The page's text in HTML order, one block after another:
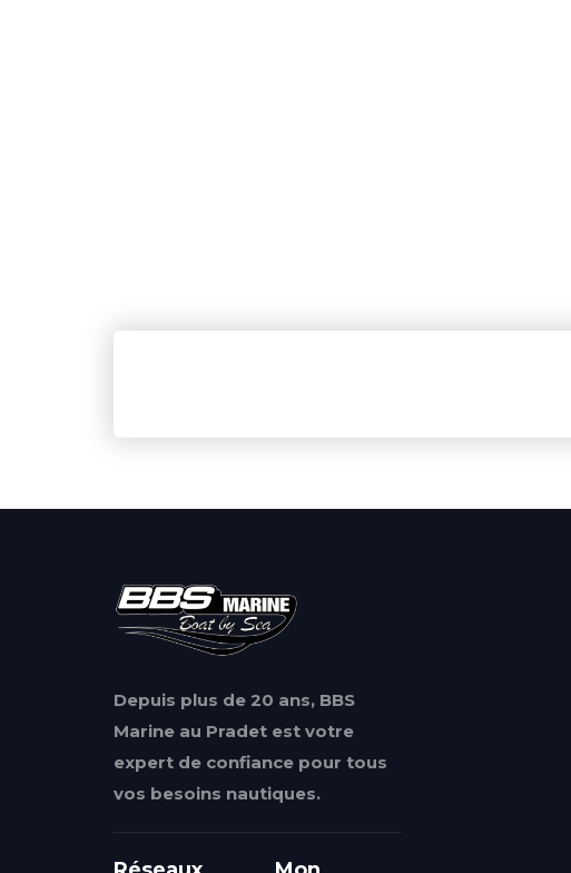
Depuis plus de 20 ans, BBS
Marine au Pradet est votre
expert de confiance pour tous
vos besoins nautiques.